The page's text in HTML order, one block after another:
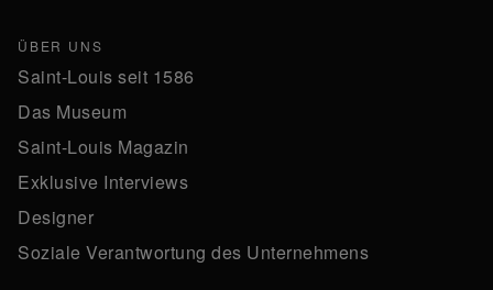
ÜBER UNS
Saint-Louis seit 1586
Das Museum
Saint-Louis Magazin
Exklusive Interviews
Designer
Soziale Verantwortung des Unternehmens